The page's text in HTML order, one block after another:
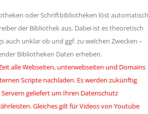
oder Schriftbibliotheken löst automatisch
der Bibliothek aus. Dabei ist es theoretisch
auch unklar ob und ggf. zu welchen Zwecken –
Bibliotheken Daten erheben.
alle Webseiten, unterwebseiten und Domains
Scripte nachladen. Es werden zukünftig
geliefert um Ihren Datenschutz
Gleiches gilt für Videos von Youtube